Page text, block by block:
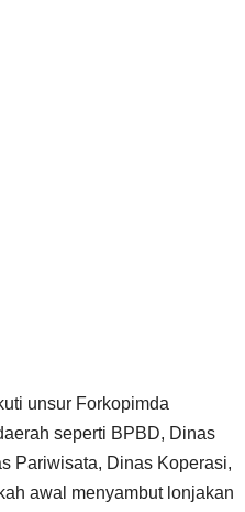
unsur Forkopimda
seperti BPBD, Dinas
Pariwisata, Dinas Koperasi,
awal menyambut lonjakan